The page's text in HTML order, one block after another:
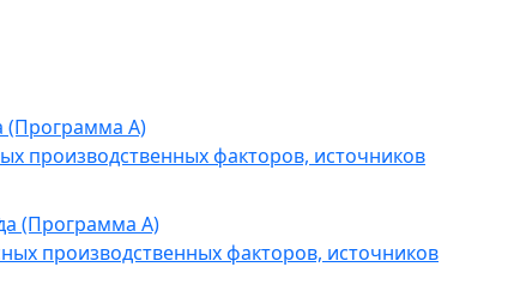
(Программа А)
производственных факторов, источников
(Программа А)
производственных факторов, источников